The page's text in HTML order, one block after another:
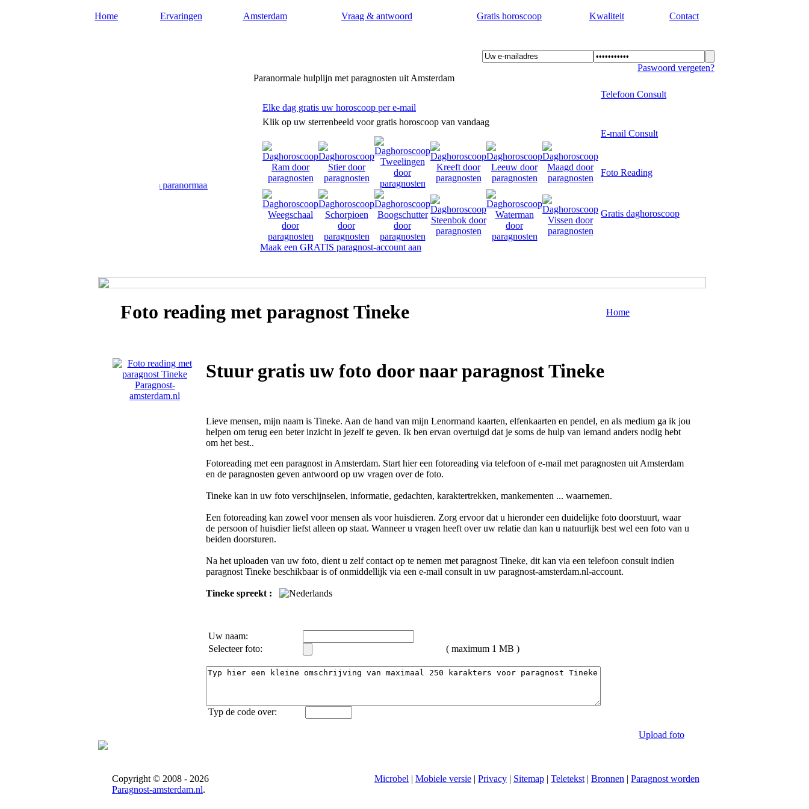
Home Ervaringen Amsterdam Vraag & antwoord Gratis horoscoop Kwaliteit Contact
Paranormale hulplijn met paragnosten uit Amsterdam
Paswoord vergeten?
Hier geven paragnosten uit Amsterdam paranormaal advies en antwoord op uw levensvragen. Toekomstvoorspellingen door paragnosten in Amsterdam.
Elke dag gratis uw horoscoop per e-mail
Klik op uw sterrenbeeld voor gratis horoscoop van vandaag
Maak een GRATIS paragnost-account aan
Telefoon Consult
E-mail Consult
Foto Reading
Gratis daghoroscoop
Foto reading met paragnostTineke Home
Stuur gratis uw foto door naar paragnost Tineke
Lieve mensen, mijn naam is Tineke. Aan de hand van mijn Lenormand kaarten, elfenkaarten en pendel, en als medium ga ik jou
helpen om terug een beter inzicht in jezelf te geven. Ik ben ervan overtuigd dat je soms de hulp van iemand anders nodig hebt
om het best..
Fotoreading met een paragnost in Amsterdam. Start hier een fotoreading via telefoon of e-mail met paragnosten uit Amsterdam
en de paragnosten geven antwoord op uw vragen over de foto.
Tineke kan in uw foto verschijnselen, informatie, gedachten, karaktertrekken, mankementen ... waarnemen.
Een fotoreading kan zowel voor mensen als voor huisdieren. Zorg ervoor dat u hieronder een duidelijke foto doorstuurt, waar
de persoon of huisdier liefst alleen op staat. Wanneer u vragen heeft over uw relatie dan kan u natuurlijk best wel een foto van u
beiden doorsturen.
Na het uploaden van uw foto, dient u zelf contact op te nemen met paragnost Tineke, dit kan via een telefoon consult indien
paragnost Tineke beschikbaar is of onmiddellijk via een e-mail consult in uw paragnost-amsterdam.nl-account.
Tineke spreekt :
Uw naam:
Selecteer foto:
( maximum 1 MB )
Typ de code over:
Upload foto
Copyright © 2008 - 2026
Paragnost-amsterdam.nl.
Microbel | Mobiele versie | Privacy | Sitemap | Teletekst | Bronnen | Paragnost worden